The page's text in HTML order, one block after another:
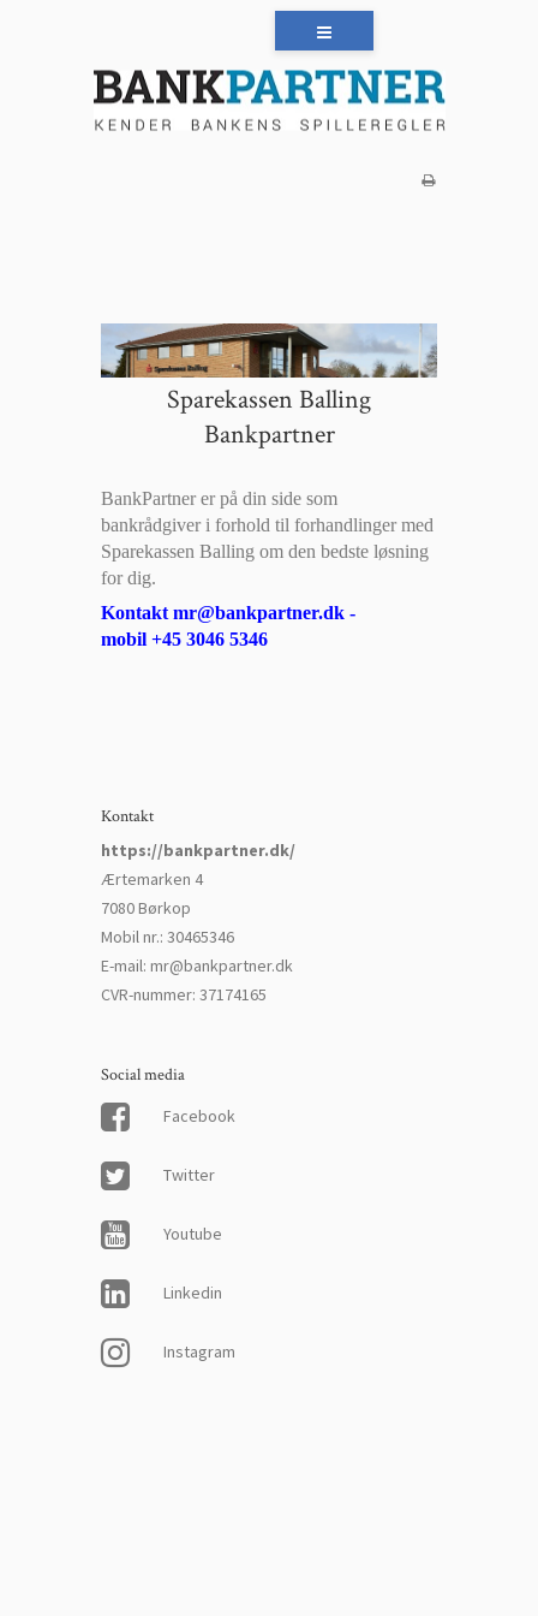
Sparekassen Balling
Bankpartner
BankPartner er på din side som
bankrådgiver i forhold til forhandlinger med
Sparekassen Balling om den bedste løsning
for dig.
Kontakt mr@bankpartner.dk -
mobil +45 3046 5346
Kontakt
https://bankpartner.dk/
Ærtemarken 4
7080 Børkop
Mobil nr.: 30465346
E-mail: mr@bankpartner.dk
CVR-nummer: 37174165
Social media
Facebook
Twitter
Youtube
Linkedin
Instagram